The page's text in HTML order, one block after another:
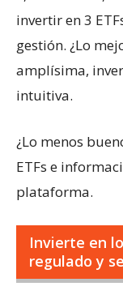
invertir en 3
gestión. ¿Lo
amplísima,
intuitiva.
¿Lo menos
ETFs e
plataforma.
Invierte en
regulado y